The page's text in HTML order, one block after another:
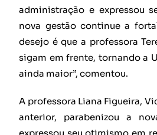
administração e expressou
nova gestão continue a
desejo é que a professora
sigam em frente, tornando a
ainda maior”, comentou.
A professora Liana Figueira,
anterior, parabenizou a